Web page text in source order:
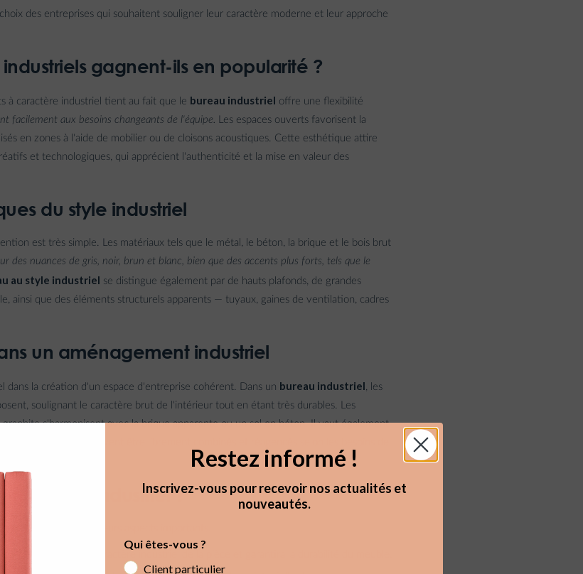
des entreprises qui souhaitent souligner leur caractère moderne et leur approche
gagnent-ils en popularité ?
à caractère industriel tient au fait que le bureau industriel offre une flexibilité
facilement aux besoins changeants de l'équipe. Les espaces ouverts favorisent la
en zones à l'aide de mobilier ou de cloisons acoustiques. Cette esthétique attire
et technologiques, qui apprécient l'authenticité et la mise en valeur des
du style industriel
est très simple. Les matériaux tels que le métal, le béton, la brique et le bois brut
des nuances de gris, noir, brun et blanc, bien que des accents plus forts, tels que le
au style industriel se distingue également par de hauts plafonds, de grandes
ainsi que des éléments structurels apparents — tuyaux, gaines de ventilation, cadres
un aménagement industriel
dans la création d'un espace d'entreprise cohérent. Dans un bureau industriel, les
soulignant le caractère brut de l'intérieur tout en étant très durables. Les
s'harmonisent avec la brique apparente ou un sol en béton. Il vaut également
bureau industriel ?
Restez informé !
Inscrivez-vous pour recevoir nos actualités et
nouveautés.
Qui êtes-vous ?
Client particulier